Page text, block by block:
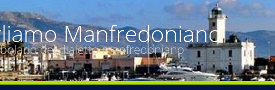
Manfredoniano
del dialetto manfredoniano